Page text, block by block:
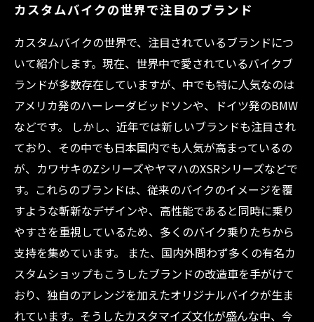
カスタムバイクの世界で注目のブランド
カスタムバイクの世界で、注目されているブランドにつ
いて紹介します。現在、世界中で愛されているバイクブ
ランドが多数存在していますが、中でも特に人気なのは
アメリカ発のハーレーダビッドソンや、ドイツ発のBMW
などです。 しかし、近年では新しいブランドも注目され
ており、その中でも日本国内でも人気が高まっているの
が、カワサキのZシリーズやヤマハのXSRシリーズなどで
す。これらのブランドは、従来のバイクのイメージを覆
すような斬新なデザインや、高性能であると同時に乗り
やすさを重視しているため、多くのバイク乗りたちから
支持を集めています。 また、国内外問わず多くの有名カ
スタムショップもこうしたブランドの改造車を手がけて
おり、独自のアレンジを加えたオリジナルバイクが生ま
れています。そうしたカスタマイズ文化が盛んな中、今